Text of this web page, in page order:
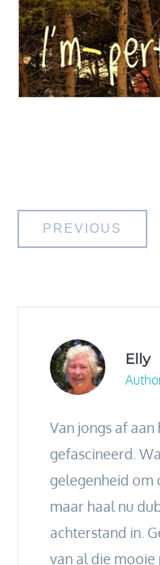
Bericht
PREVIOUS
Elly
Van jongs af
gefascineerd.
gelegenheid om
maar haal nu
achterstand in.
van al die mooie